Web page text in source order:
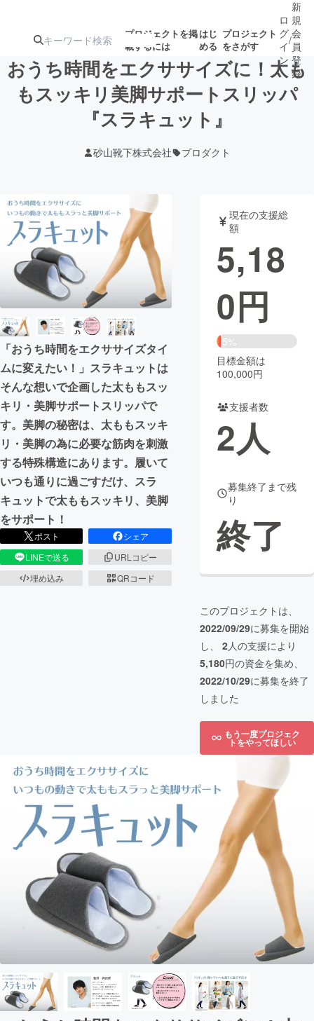
プロジェクトを掲
載するには
はじ
める
プロジェクト
をさがす
注目のリ 注目の新着プロ募集終了が近いプ
テクノロジー・ガジェット
映像・映画 書籍・雑誌
ビジネス・起業 チャレンジ
まちづくり・地域活性化
CAMPFIRE for Social Good
CAMPFIRE Creation
CAMPFIREふるさと納税
コミュニティ
ロ
グ
イ
ン
/
新
規
会
員
登
録
おうち時間をエクササイズに！太も
もスッキリ美脚サポートスリッパ
『スラキュット』
砂山靴下株式会社 プロダクト
「おうち時間をエクササイズタイ
ムに変えたい！」スラキュットは
そんな想いで企画した太ももスッ
キリ・美脚サポートスリッパで
す。美脚の秘密は、太ももスッキ
リ・美脚の為に必要な筋肉を刺激
する特殊構造にあります。履いて
いつも通りに過ごすだけ、スラ
キュットで太ももスッキリ、美脚
をサポート！
ポスト
シェア
LINEで送る
URLコピー
埋め込み
QRコード
現在の支援総
額
5,18
0円
5%
目標金額は
100,000円
支援者数
2人
募集終了まで残
り
終了
このプロジェクトは、
2022/09/29に募集を開始
し、 2人の支援により
5,180円の資金を集め、
2022/10/29に募集を終了
しました
もう一度プロジェク
トをやってほしい